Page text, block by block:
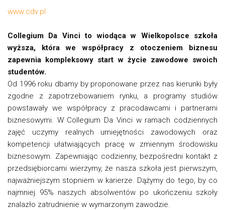
www.cdv.pl
Collegium Da Vinci to wiodąca w Wielkopolsce szkoła
wyższa, która we współpracy z otoczeniem biznesu
zapewnia kompleksowy start w życie zawodowe swoich
studentów.
Od 1996 roku dbamy by proponowane przez nas kierunki były
zgodne z zapotrzebowaniem rynku, a programy studiów
powstawały we współpracy z pracodawcami i partnerami
biznesowymi. W Collegium Da Vinci w ramach codziennych
zajęć uczymy realnych umiejętności zawodowych oraz
kompetencji ułatwiających pracę w zmiennym środowisku
biznesowym. Zapewniając codzienny, bezpośredni kontakt z
przedsiębiorcami wierzymy, że nasza szkoła jest pierwszym,
najważniejszym stopniem w karierze. Dążymy do tego, by co
najmniej 95% naszych absolwentów po ukończeniu szkoły
znalazło zatrudnienie w wymarzonym zawodzie.